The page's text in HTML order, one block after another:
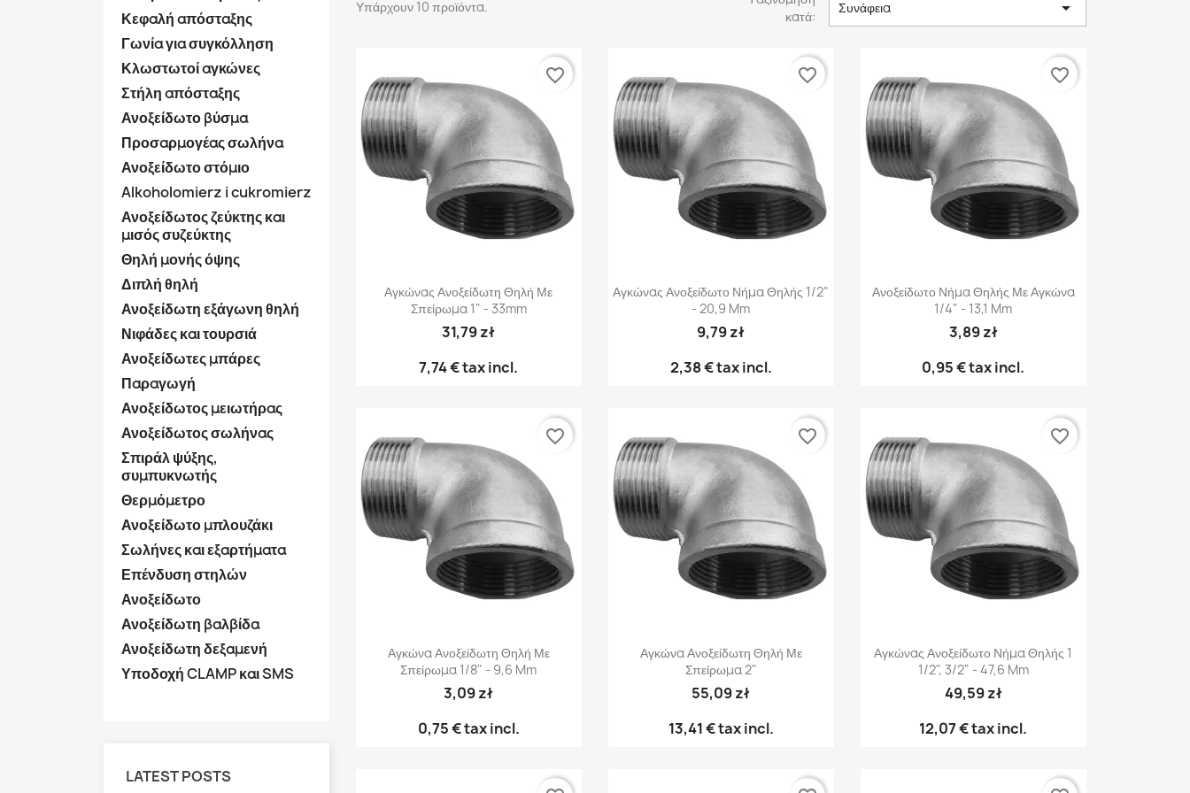
Κεφαλή απόσταξης
Γωνία για συγκόλληση
Κλωστωτοί αγκώνες
Στήλη απόσταξης
Ανοξείδωτο βύσμα
Προσαρμογέας σωλήνα
Ανοξείδωτο στόμιο
Alkoholomierz i cukromierz
Ανοξείδωτος ζεύκτης και
μισός συζεύκτης
Θηλή μονής όψης
Διπλή θηλή
Ανοξείδωτη εξάγωνη θηλή
Νιφάδες και τουρσιά
Ανοξείδωτες μπάρες
Παραγωγή
Ανοξείδωτος μειωτήρας
Ανοξείδωτος σωλήνας
Σπιράλ ψύξης,
συμπυκνωτής
Θερμόμετρο
Ανοξείδωτο μπλουζάκι
Σωλήνες και εξαρτήματα
Επένδυση στηλών
Ανοξείδωτο
Ανοξείδωτη βαλβίδα
Ανοξείδωτη δεξαμενή
Υποδοχή CLAMP και SMS
LATEST POSTS
Υπάρχουν 10 προϊόντα.
κατά:
Συνάφεια 
Γρήγορη προβολή
Αγκώνας Ανοξείδωτη Θηλή Με
Σπείρωμα 1" - 33mm
31,79 zł
7,74 €tax incl.
favorite_border
Γρήγορη προβολή
Αγκώνας Ανοξείδωτο Νήμα Θηλής 1/2"
- 20,9 Mm
9,79 zł
2,38 €tax incl.
favorite_border
Γρήγορη προβολή
Ανοξείδωτο Νήμα Θηλής Με Αγκώνα
1/4" - 13,1 Mm
3,89 zł
0,95 €tax incl.
favorite_border
Γρήγορη προβολή
Αγκώνα Ανοξείδωτη Θηλή Με
Σπείρωμα 1/8" - 9,6 Mm
3,09 zł
0,75 €tax incl.
favorite_border
Γρήγορη προβολή
Αγκώνα Ανοξείδωτη Θηλή Με
Σπείρωμα 2"
55,09 zł
13,41 €tax incl.
favorite_border
 Γρήγορη προβολή
Αγκώνας Ανοξείδωτο Νήμα Θηλής 1
1/2", 3/2" - 47,6 Mm
49,59 zł
12,07 €tax incl.
favorite_border